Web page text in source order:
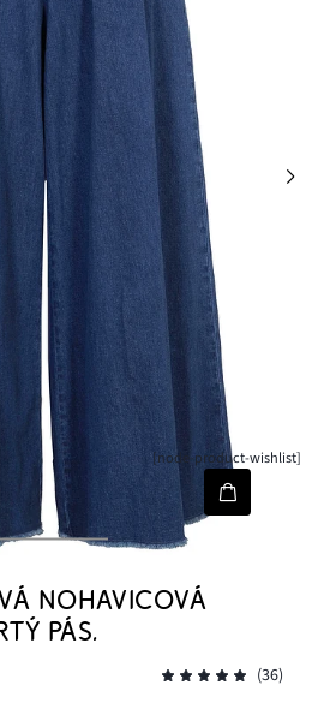
[node-product-wishlist]
NOHAVICOVÁ
PÁS.
(36)